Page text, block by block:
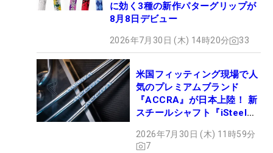
に効く3種の新作パターグリップが
8月8日デビュー
2026年7月30日 (木) 14時20分 33
米国フィッティング現場で人
気のプレミアムブランド
『ACCRA』が日本上陸！ 新
スチールシャフト『iSteel
2026年7月30日 (木) 11時59分
7